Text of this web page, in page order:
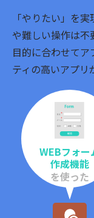
「やりたい」を
や難しい操作は不
目的に合わせて
ティの高いアプリ
WEBフォー
作成機能
を使った